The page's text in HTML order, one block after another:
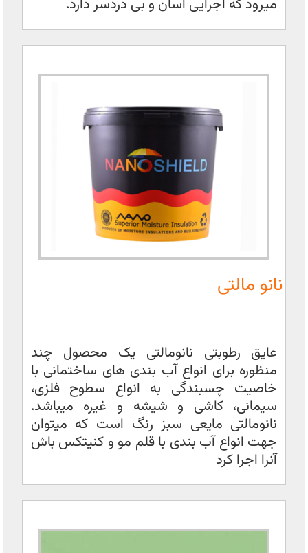
میرود که اجرایی آسان و بی دردسر دارد.
نانو مالتی
عایق رطوبتی نانومالتی یک محصول چند
منظوره برای انواع آب بندی های ساختمانی با
خاصیت چسبندگی به انواع سطوح فلزی،
سیمانی، کاشی و شیشه و غیره میباشد.
نانومالتی مایعی سبز رنگ است که میتوان
جهت انواع آب بندی با قلم مو و کنیتکس باش
آنرا اجرا کرد